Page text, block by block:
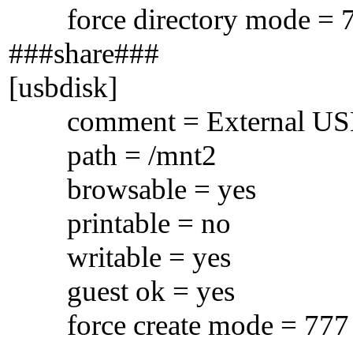
force directory mode =
###share###
[usbdisk]
comment = External
path = /mnt2
browsable = yes
printable = no
writable = yes
guest ok = yes
force create mode = 777